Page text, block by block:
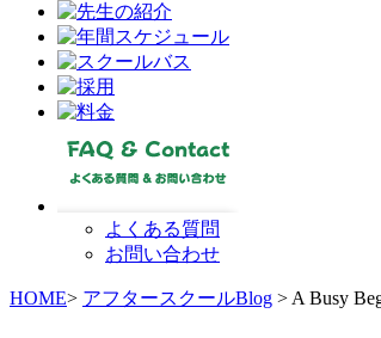
よくある質問
お問い合わせ
HOME> アフタースクールBlog > A Busy